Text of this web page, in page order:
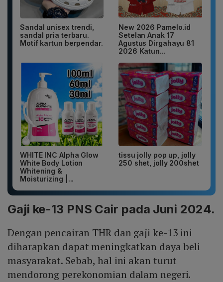
Sandal unisex trendi,
sandal pria terbaru.
Motif kartun berpendar.
New 2026 Pamelo.id
Setelan Anak 17
Agustus Dirgahayu 81
2026 Katun...
WHITE INC Alpha Glow
White Body Lotion
Whitening &
Moisturizing |...
tissu jolly pop up, jolly
250 shet, jolly 200shet
Gaji ke-13 PNS Cair pada Juni 2024.
Dengan pencairan THR dan gaji ke-13 ini
diharapkan dapat meningkatkan daya beli
masyarakat. Sebab, hal ini akan turut
mendorong perekonomian dalam negeri.